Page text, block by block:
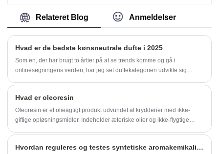
Relateret Blog Anmeldelser
Hvad er de bedste kønsneutrale dufte i 2025
Som en, der har brugt to årtier på at se trends komme og gå i
onlinesøgningens verden, har jeg set duftekategorien udvikle sig
Hvad er oleoresin
Oleoresin er et olieagtigt produkt udvundet af krydderier med ikke-
giftige opløsningsmidler. Indeholder æteriske olier og ikke-flygtige
og sort peber kan ekstraheres for at opnå piperin og dets homologer.Hvordan reguleres og testes syntetiske aromakemikalier for sikkerhed?